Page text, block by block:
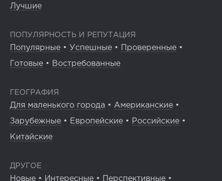
Лучшие
ПОПУЛЯРНОСТЬ И РЕПУТАЦИЯ
Популярные • Успешные • Проверенные •
Готовые • Востребованные
ГЕОГРАФИЯ
Для маленького города • Американские •
Зарубежные • Европейские • Российские •
Китайские
ДРУГОЕ
Новые • Интересные • Перспективные •